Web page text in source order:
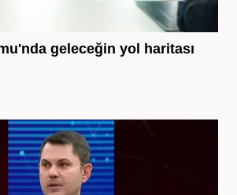
geleceğin yol haritası